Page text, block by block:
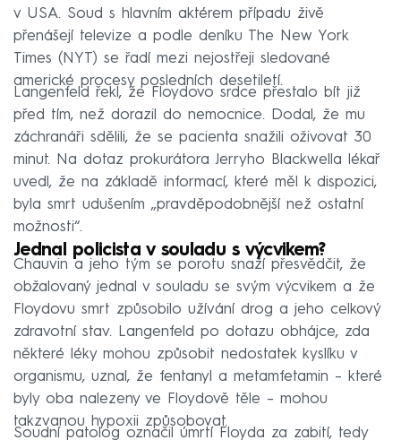
v USA. Soud s hlavním aktérem případu živě
přenášejí televize a podle deníku The New York
Times (NYT) se řadí mezi nejostřeji sledované
americké procesy posledních desetiletí.
Langenfeld řekl, že Floydovo srdce přestalo bít již
před tím, než dorazil do nemocnice. Dodal, že mu
záchranáři sdělili, že se pacienta snažili oživovat 30
minut. Na dotaz prokurátora Jerryho Blackwella lékař
uvedl, že na základě informací, které měl k dispozici,
byla smrt udušením „pravděpodobnější než ostatní
možnosti“.
Jednal policista v souladu s výcvikem?
Chauvin a jeho tým se porotu snaží přesvědčit, že
obžalovaný jednal v souladu se svým výcvikem a že
Floydovu smrt způsobilo užívání drog a jeho celkový
zdravotní stav. Langenfeld po dotazu obhájce, zda
některé léky mohou způsobit nedostatek kyslíku v
organismu, uznal, že fentanyl a metamfetamin – které
byly oba nalezeny ve Floydově těle – mohou
takzvanou hypoxii způsobovat.
Soudní patolog označil úmrtí Floyda za zabití, tedy